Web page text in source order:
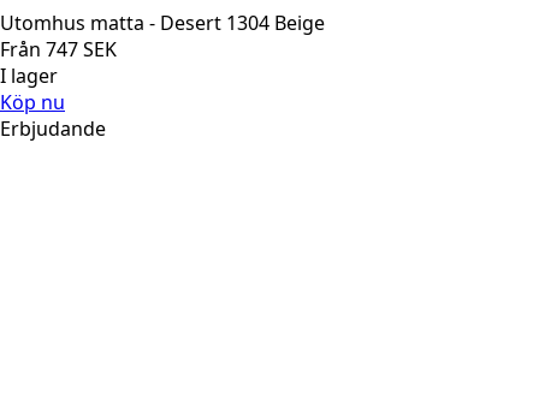
Utomhus matta - Desert 1304 Beige
Från 747SEK
I lager
Köp nu
Erbjudande